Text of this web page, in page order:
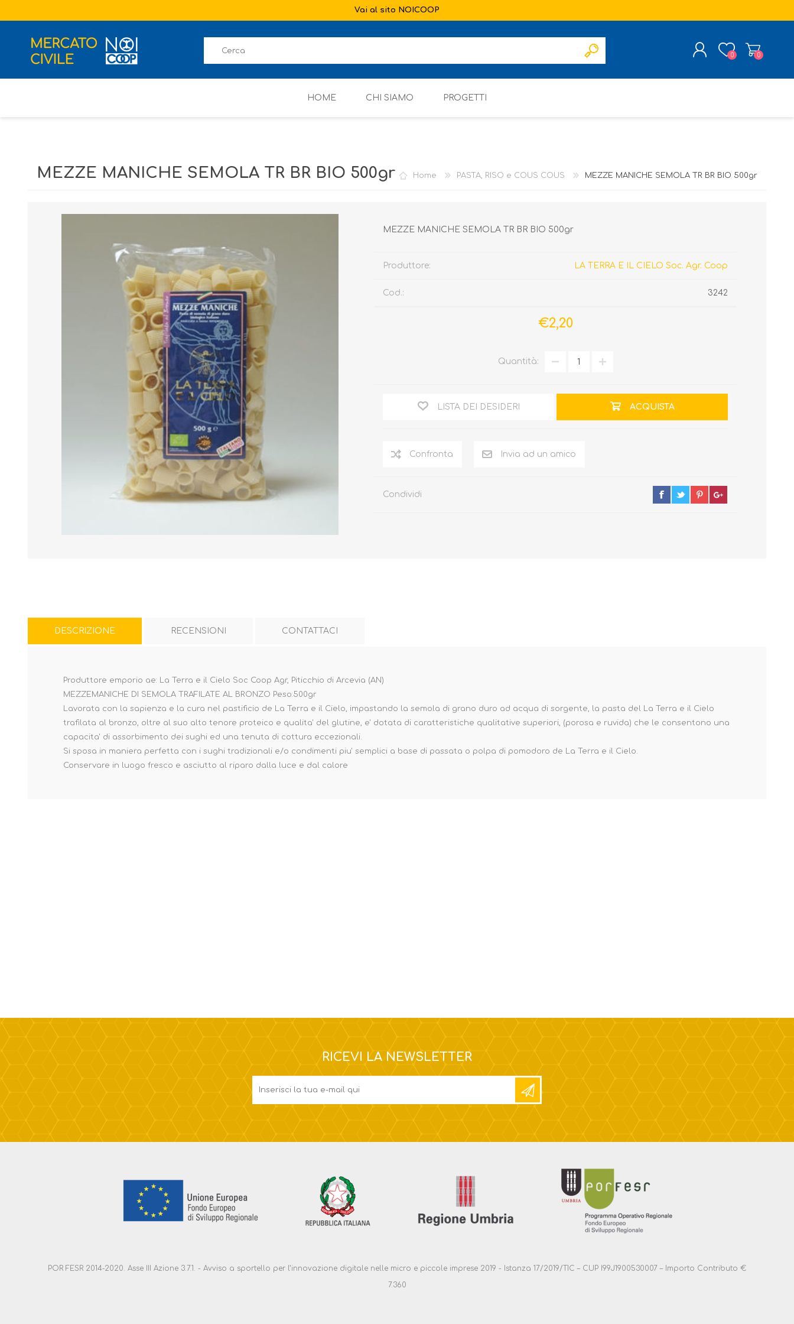
Vai al sito NOICOOP
0 0
HOME CHI SIAMO PROGETTI
Home PASTA, RISO e COUS COUS MEZZE MANICHE SEMOLA TR BR BIO 500gr
MEZZE MANICHE SEMOLA TR BR BIO 500gr
MEZZE MANICHE SEMOLA TR BR BIO 500gr
Produttore: LA TERRA E IL CIELO Soc. Agr. Coop
Cod.: 3242
€2,20
Quantità:
LISTA DEI DESIDERI ACQUISTA
Condividi
DESCRIZIONE RECENSIONI CONTATTACI
Produttore emporio ae: La Terra e il Cielo Soc Coop Agr, Piticchio di Arcevia (AN)
MEZZEMANICHE DI SEMOLA TRAFILATE AL BRONZO Peso:500gr
Lavorata con la sapienza e la cura nel pastificio de La Terra e il Cielo, impastando la semola di grano duro ad acqua di sorgente, la pasta del La Terra e il Cielo
trafilata al bronzo, oltre al suo alto tenore proteico e qualita' del glutine, e' dotata di caratteristiche qualitative superiori, (porosa e ruvida) che le consentono una
capacita' di assorbimento dei sughi ed una tenuta di cottura eccezionali.
Si sposa in maniera perfetta con i sughi tradizionali e/o condimenti piu' semplici a base di passata o polpa di pomodoro de La Terra e il Cielo.
Conservare in luogo fresco e asciutto al riparo dalla luce e dal calore
RICEVI LA NEWSLETTER
POR FESR 2014-2020. Asse III Azione 3.7.1. - Avviso a sportello per l’innovazione digitale nelle micro e piccole imprese 2019 - Istanza 17/2019/TIC – CUP I99J1900530007 – Importo Contributo €
7.360